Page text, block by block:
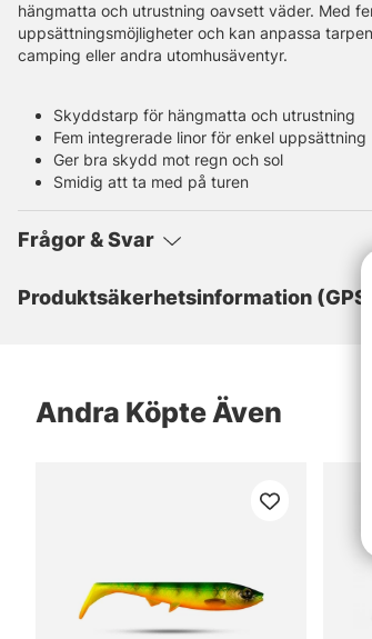
hängmatta och utrustning oavsett väder. Med
uppsättningsmöjligheter och kan anpassa
camping eller andra utomhusäventyr.
Skyddstarp för hängmatta och utrustning
Fem integrerade linor för enkel uppsättning
Ger bra skydd mot regn och sol
Smidig att ta med på turen
Frågor & Svar
Produktsäkerhetsinformation
Andra Köpte Även